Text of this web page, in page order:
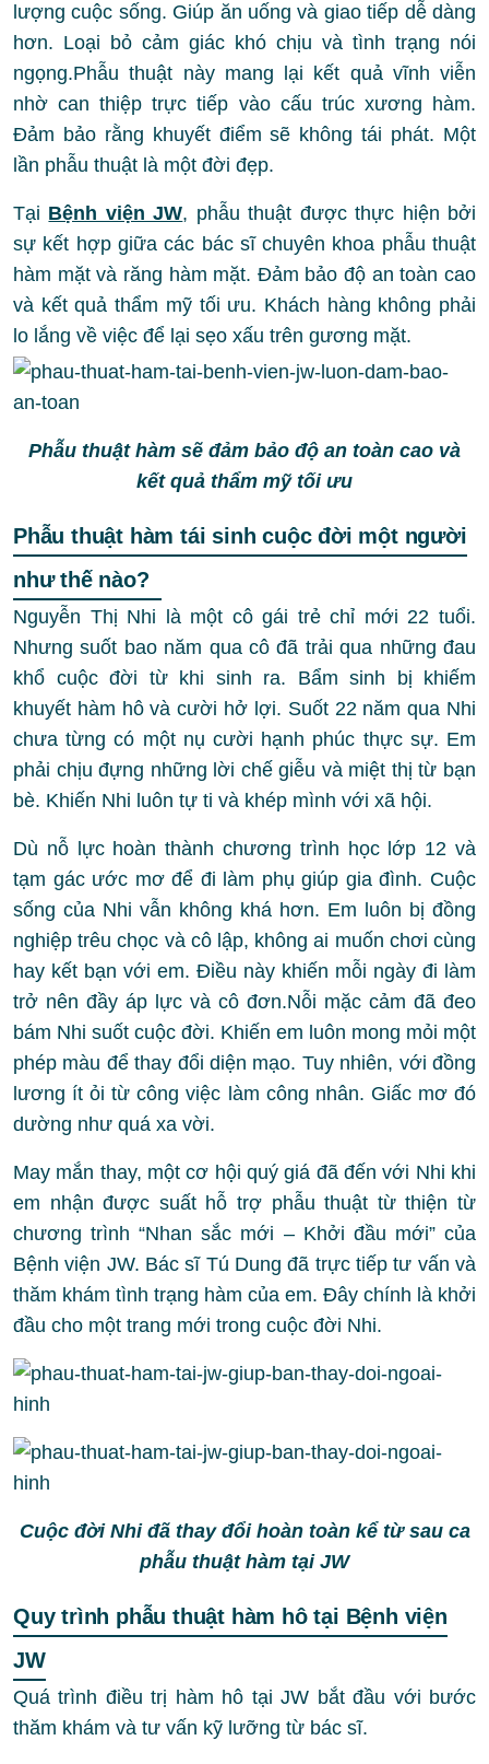
lượng cuộc sống. Giúp ăn uống và giao tiếp dễ dàng
hơn. Loại bỏ cảm giác khó chịu và tình trạng nói
ngọng.Phẫu thuật này mang lại kết quả vĩnh viễn
nhờ can thiệp trực tiếp vào cấu trúc xương hàm.
Đảm bảo rằng khuyết điểm sẽ không tái phát. Một
lần phẫu thuật là một đời đẹp.
Tại Bệnh viện JW, phẫu thuật được thực hiện bởi
sự kết hợp giữa các bác sĩ chuyên khoa phẫu thuật
hàm mặt và răng hàm mặt. Đảm bảo độ an toàn cao
và kết quả thẩm mỹ tối ưu. Khách hàng không phải
lo lắng về việc để lại sẹo xấu trên gương mặt.
Phẫu thuật hàm sẽ đảm bảo độ an toàn cao và
kết quả thẩm mỹ tối ưu
Phẫu thuật hàm tái sinh cuộc đời một người
như thế nào?
Nguyễn Thị Nhi là một cô gái trẻ chỉ mới 22 tuổi.
Nhưng suốt bao năm qua cô đã trải qua những đau
khổ cuộc đời từ khi sinh ra. Bẩm sinh bị khiếm
khuyết hàm hô và cười hở lợi. Suốt 22 năm qua Nhi
chưa từng có một nụ cười hạnh phúc thực sự. Em
phải chịu đựng những lời chế giễu và miệt thị từ bạn
bè. Khiến Nhi luôn tự ti và khép mình với xã hội.
Dù nỗ lực hoàn thành chương trình học lớp 12 và
tạm gác ước mơ để đi làm phụ giúp gia đình. Cuộc
sống của Nhi vẫn không khá hơn. Em luôn bị đồng
nghiệp trêu chọc và cô lập, không ai muốn chơi cùng
hay kết bạn với em. Điều này khiến mỗi ngày đi làm
trở nên đầy áp lực và cô đơn.Nỗi mặc cảm đã đeo
bám Nhi suốt cuộc đời. Khiến em luôn mong mỏi một
phép màu để thay đổi diện mạo. Tuy nhiên, với đồng
lương ít ỏi từ công việc làm công nhân. Giấc mơ đó
dường như quá xa vời.
May mắn thay, một cơ hội quý giá đã đến với Nhi khi
em nhận được suất hỗ trợ phẫu thuật từ thiện từ
chương trình “Nhan sắc mới – Khởi đầu mới” của
Bệnh viện JW. Bác sĩ Tú Dung đã trực tiếp tư vấn và
thăm khám tình trạng hàm của em. Đây chính là khởi
đầu cho một trang mới trong cuộc đời Nhi.
Cuộc đời Nhi đã thay đổi hoàn toàn kể từ sau ca
phẫu thuật hàm tại JW
Quy trình phẫu thuật hàm hô tại Bệnh viện
JW
Quá trình điều trị hàm hô tại JW bắt đầu với bước
thăm khám và tư vấn kỹ lưỡng từ bác sĩ.